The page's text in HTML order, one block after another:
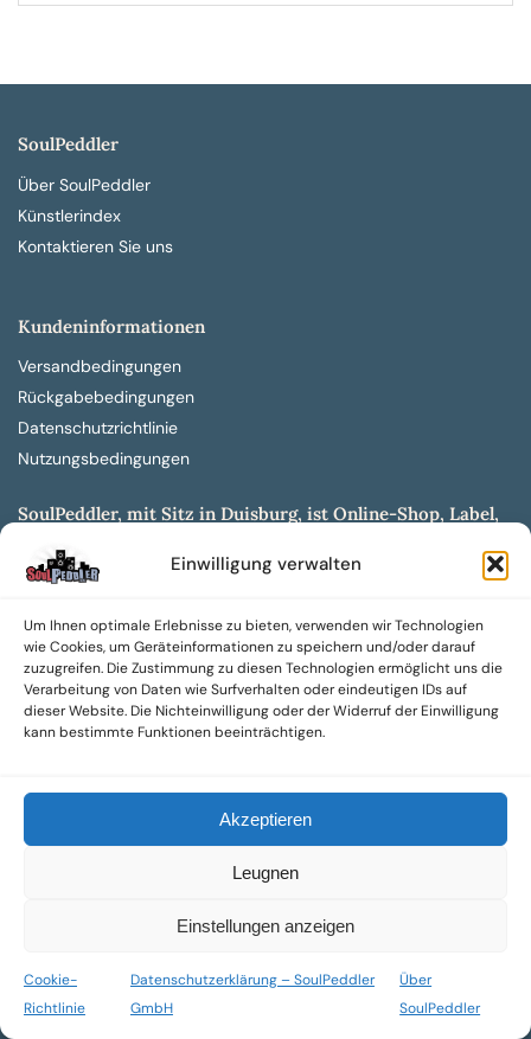
Einwilligung verwalten
Um Ihnen optimale Erlebnisse zu bieten, verwenden wir Technologien
wie Cookies, um Geräteinformationen zu speichern und/oder darauf
zuzugreifen. Die Zustimmung zu diesen Technologien ermöglicht uns die
Verarbeitung von Daten wie Surfverhalten oder eindeutigen IDs auf
dieser Website. Die Nichteinwilligung oder der Widerruf der Einwilligung
kann bestimmte Funktionen beeinträchtigen.
Akzeptieren
Leugnen
Einstellungen anzeigen
Cookie-
Richtlinie
Datenschutzerklärung – SoulPeddler
GmbH
Über
SoulPeddler
SoulPeddler
Über SoulPeddler
Künstlerindex
Kontaktieren Sie uns
Kundeninformationen
Versandbedingungen
Rückgabebedingungen
Datenschutzrichtlinie
Nutzungsbedingungen
SoulPeddler, mit Sitz in Duisburg, ist Online-Shop, Label,
entwickelt aus dem SoulPeddler Vinyl-Presswerk und
unserer Online-Gig-Plattform.
Wir bieten eine breite Auswahl an sowohl hochgradig
sammelwürdigen als auch Mainstream-Titeln und -Formaten auf
Vinyl, CD und weiteren Medien.
Sowohl neue als auch gebrauchte, nach Zustand bewertete
Wir setzen uns leidenschaftlich für unabhängige Künstler und
Labels ein und bieten hochwertige, maßgeschneiderte Lösungen
aus über 30 Jahren Erfahrung in der Musikindustrie.
SoulPeddler Mailorder, Records & Vinyl Production – DUBOX –
Nettirock – Nice Guy Records – MOVA Museum of Vinyl Arts
© 2025 SoulPeddler GmbH®